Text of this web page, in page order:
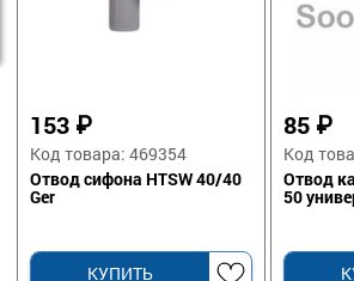
153 ₽
Код товара: 469354
Отвод сифона HTSW 40/40
Ger
КУПИТЬ
85 ₽
Код
Отвод
50